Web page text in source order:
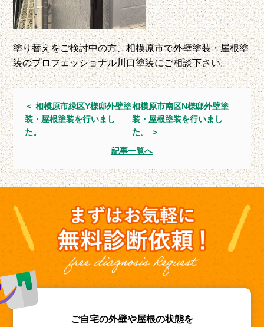
塗り替えをご検討中の方、相模原市で外壁塗装・屋根塗
装のプロフェッショナル川口塗装にご相談下さい。
＜ 相模原市緑区Y様邸外壁塗
装・屋根塗装を行いまし
た。
相模原市南区N様邸外壁塗
装・屋根塗装を行いまし
た。 ＞
記事一覧へ
ご自宅の外壁や屋根の状態を